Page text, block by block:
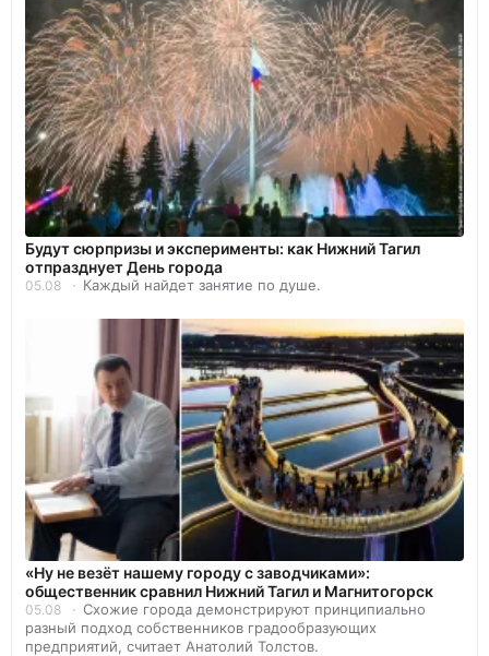
Будут сюрпризы и эксперименты: как Нижний Тагил
отпразднует День города
05.08 Каждый найдет занятие по душе.
«Ну не везёт нашему городу с заводчиками»:
общественник сравнил Нижний Тагил и Магнитогорск
05.08
Схожие города демонстрируют принципиально
разный подход собственников градообразующих
предприятий, считает Анатолий Толстов.